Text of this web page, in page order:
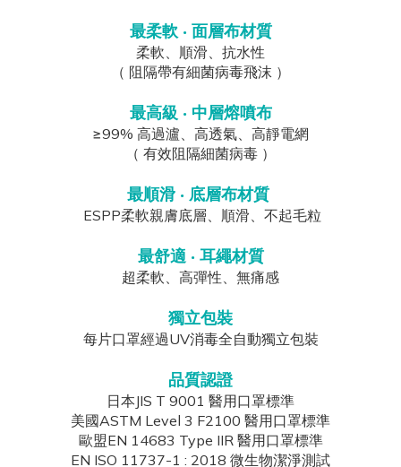
最柔軟 ‧ 面層布材質
柔軟、順滑、抗水性
（ 阻隔帶有細菌病毒飛沫 ）
最高級 ‧ 中層熔噴布
≥99% 高過瀘、高透氣、高靜電網
（ 有效阻隔細菌病毒 ）
最順滑 ‧ 底層布材質
ESPP柔軟親膚底層、順滑、不起毛粒
最舒適 ‧ 耳繩材質
超柔軟、高彈性、無痛感
獨立包裝
每片口罩經過UV消毒全自動獨立包裝
品質認證
日本JIS T 9001 醫用口罩標準
美國ASTM Level 3 F2100 醫用口罩標準
歐盟EN 14683 Type IIR 醫用口罩標準
EN ISO 11737-1 : 2018 微生物潔淨測試